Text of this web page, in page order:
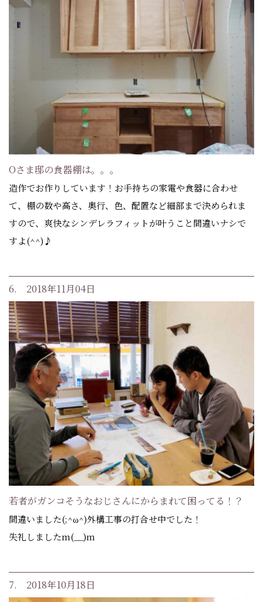
Oさま邸の食器棚は。。。
造作でお作りしています！お手持ちの家電や食器に合わせ
て、棚の数や高さ、奥行、色、配置など細部まで決められま
すので、爽快なシンデレラフィットが叶うこと間違いナシで
すよ(^^)♪
6. 2018年11月04日
若者がガンコそうなおじさんにからまれて困ってる！？
間違いました(;^ω^)外構工事の打合せ中でした！
失礼しましたm(__)m
7. 2018年10月18日